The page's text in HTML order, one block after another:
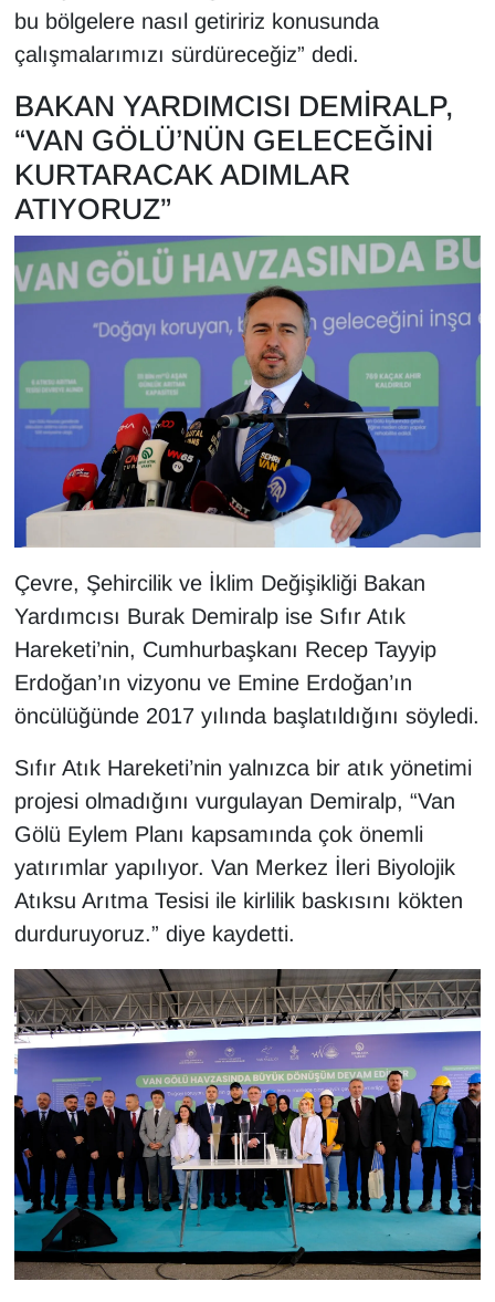
bu bölgelere nasıl getiririz konusunda
çalışmalarımızı sürdüreceğiz” dedi.
BAKAN YARDIMCISI DEMİRALP,
“VAN GÖLÜ’NÜN GELECEĞİNİ
KURTARACAK ADIMLAR
ATIYORUZ”
Çevre, Şehircilik ve İklim Değişikliği Bakan
Yardımcısı Burak Demiralp ise Sıfır Atık
Hareketi’nin, Cumhurbaşkanı Recep Tayyip
Erdoğan’ın vizyonu ve Emine Erdoğan’ın
öncülüğünde 2017 yılında başlatıldığını söyledi.
Sıfır Atık Hareketi’nin yalnızca bir atık yönetimi
projesi olmadığını vurgulayan Demiralp, “Van
Gölü Eylem Planı kapsamında çok önemli
yatırımlar yapılıyor. Van Merkez İleri Biyolojik
Atıksu Arıtma Tesisi ile kirlilik baskısını kökten
durduruyoruz.” diye kaydetti.